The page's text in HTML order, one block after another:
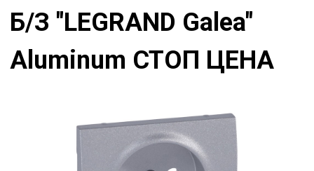
Б/З "LEGRAND Galea"
Aluminum СТОП ЦЕНА